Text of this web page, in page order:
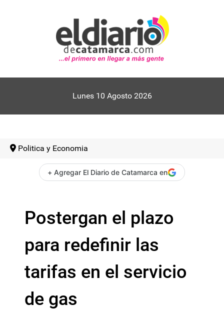
Lunes 10 Agosto 2026
Politica y Economia
+ Agregar El Diario de Catamarca en
Postergan el plazo
para redefinir las
tarifas en el servicio
de gas